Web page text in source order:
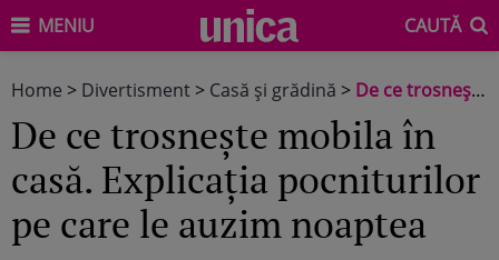
MENIU CAUTĂ
Home > Divertisment > Casă şi grădină > De ce trosnește mobila în casă. Explicația pocniturilor pe care le auzim noaptea
De ce trosnește mobila în
casă. Explicația pocniturilor
pe care le auzim noaptea